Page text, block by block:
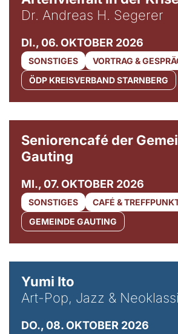
Dr. Andreas H. Segerer
DI., 06. OKTOBER 2026
SONSTIGES
VORTRAG &
ÖDP KREISVERBAND STARNBERG
Seniorencafé der
Gauting
MI., 07. OKTOBER 2026
SONSTIGES
CAFÉ &
GEMEINDE GAUTING
Yumi Ito
Art-Pop, Jazz &
DO., 08. OKTOBER 2026